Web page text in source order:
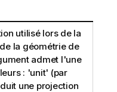
utilisé lors de la
la géométrie de
admet l'une
: 'unit' (par
une projection